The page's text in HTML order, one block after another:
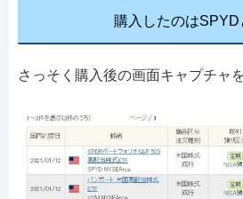
購入したのはSPYD
さっそく購入後の画面キャプチャ